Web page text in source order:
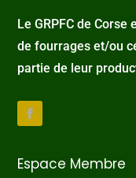
Le GRPFC de
de fourrages et/ou
partie de leur
Espace Membre